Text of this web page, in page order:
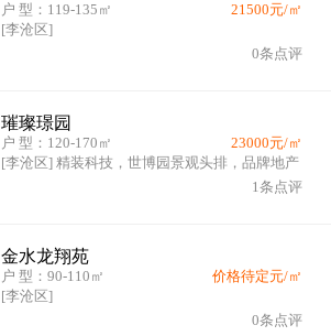
户 型：119-135㎡
21500元/㎡
[李沧区]
0条点评
璀璨璟园
户 型：120-170㎡
23000元/㎡
[李沧区] 精装科技，世博园景观头排，品牌地产
1条点评
金水龙翔苑
户 型：90-110㎡
价格待定元/㎡
[李沧区]
0条点评